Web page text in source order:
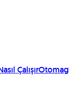
ÇalışırOtomag